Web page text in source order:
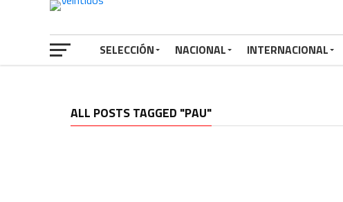
SELECCIÓN NACIONAL INTERNACIONAL
ALL POSTS TAGGED "PAU"